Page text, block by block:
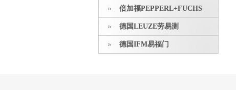
倍加福PEPPERL+FUCHS
德国LEUZE劳易测
德国IFM易福门